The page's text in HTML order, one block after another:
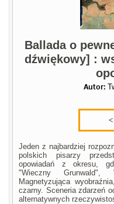
Ballada o
dźwiękowy] :
Autor:
Jeden z najbardziej
polskich pisarzy
opowiadań z okresu,
"Wieczny
Magnetyzująca
czarny. Sceneria zdarzeń
alternatywnych